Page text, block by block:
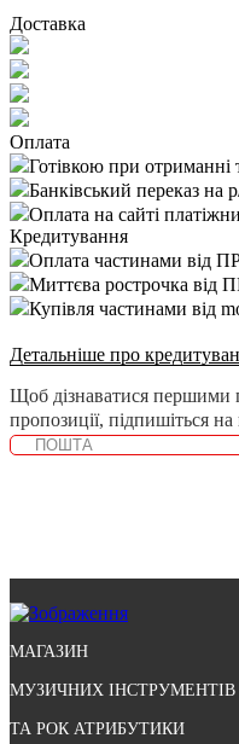
Доставка
Оплата
Готівкою при отриманні
Банківський переказ на
Оплата на сайті
Кредитування
Оплата частинами
Миттєва рострочка
Купівля частинами від
Детальніше про
Щоб дізнаватися першими
пропозиції, підпишіться
МАГАЗИН
МУЗИЧНИХ ІНСТРУМЕНТІВ
ТА РОК АТРИБУТИКИ